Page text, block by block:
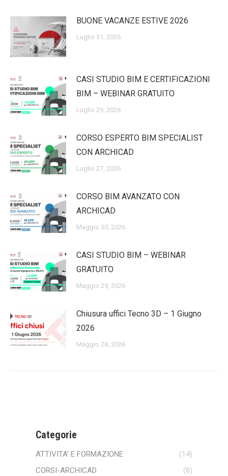
BUONE VACANZE ESTIVE 2026
Luglio 31, 2026
CASI STUDIO BIM E CERTIFICAZIONI
BIM – WEBINAR GRATUITO
Luglio 29, 2026
CORSO ESPERTO BIM SPECIALIST
CON ARCHICAD
Luglio 27, 2026
CORSO BIM AVANZATO CON
ARCHICAD
Maggio 30, 2026
CASI STUDIO BIM – WEBINAR
GRATUITO
Maggio 29, 2026
Chiusura uffici Tecno 3D – 1 Giugno
2026
Maggio 28, 2026
Categorie
ATTIVITA' E FORMAZIONE
(14)
CORSI-ARCHICAD
(8)